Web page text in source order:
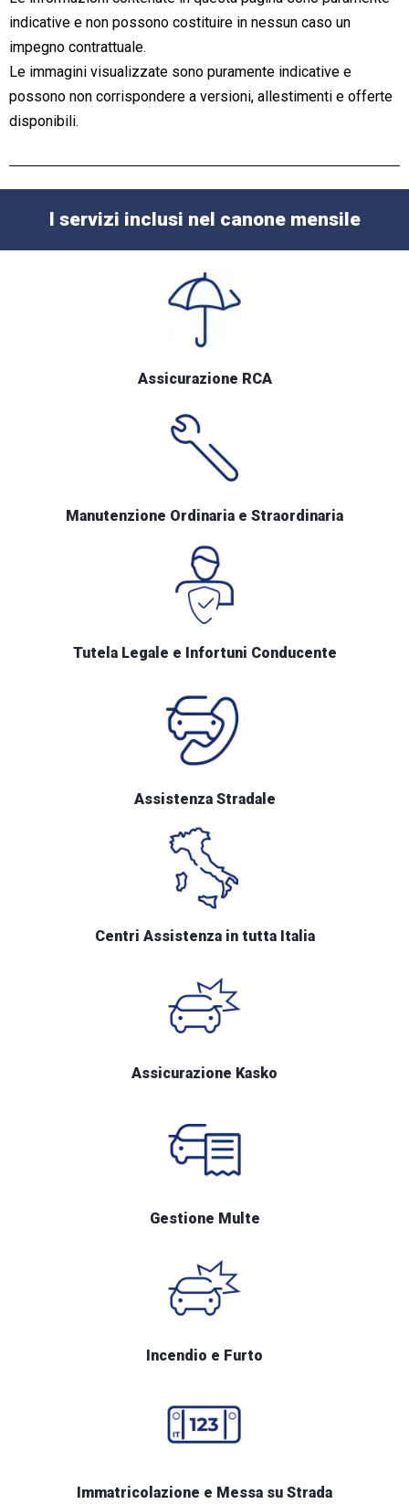
indicative e non possono costituire in nessun caso un
impegno contrattuale.
Le immagini visualizzate sono puramente indicative e
possono non corrispondere a versioni, allestimenti e offerte
disponibili.
I servizi inclusi nel canone mensile
Assicurazione RCA
Manutenzione Ordinaria e Straordinaria
Tutela Legale e Infortuni Conducente
Assistenza Stradale
Centri Assistenza in tutta Italia
Assicurazione Kasko
Gestione Multe
Incendio e Furto
Immatricolazione e Messa su Strada